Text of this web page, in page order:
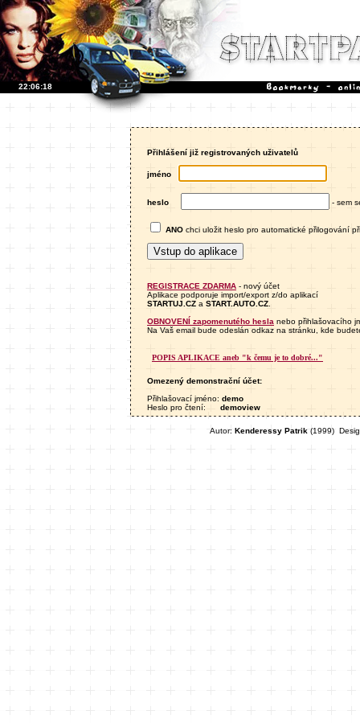
22:06:18
Přihlášení již registrovaných uživatelů
jméno
heslo - sem
ANO chci uložit heslo pro automatické přilogování
REGISTRACE ZDARMA - nový účet
Aplikace podporuje import/export z/do aplikací
STARTUJ.CZ a START.AUTO.CZ
OBNOVENÍ zapomenutého hesla nebo přihlašovacího
Na Vaš email bude odeslán odkaz na stránku, kde
POPIS APLIKACE aneb "k čemu je to dobré..."
Omezený demonstrační účet:
Přihlašovací jméno: demo
Heslo pro čtení:
demoview
Autor: Kenderessy Patrik (1999)